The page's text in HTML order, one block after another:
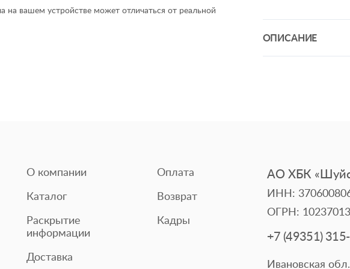
на вашем устройстве может отличаться от реальной
ОПИСАНИЕ
на разных
О компании
Каталог
Раскрытие
информации
Доставка
Оплата
Возврат
Кадры
АО ХБК
ИНН:
ОГРН:
+7 (49351)
Ивановская